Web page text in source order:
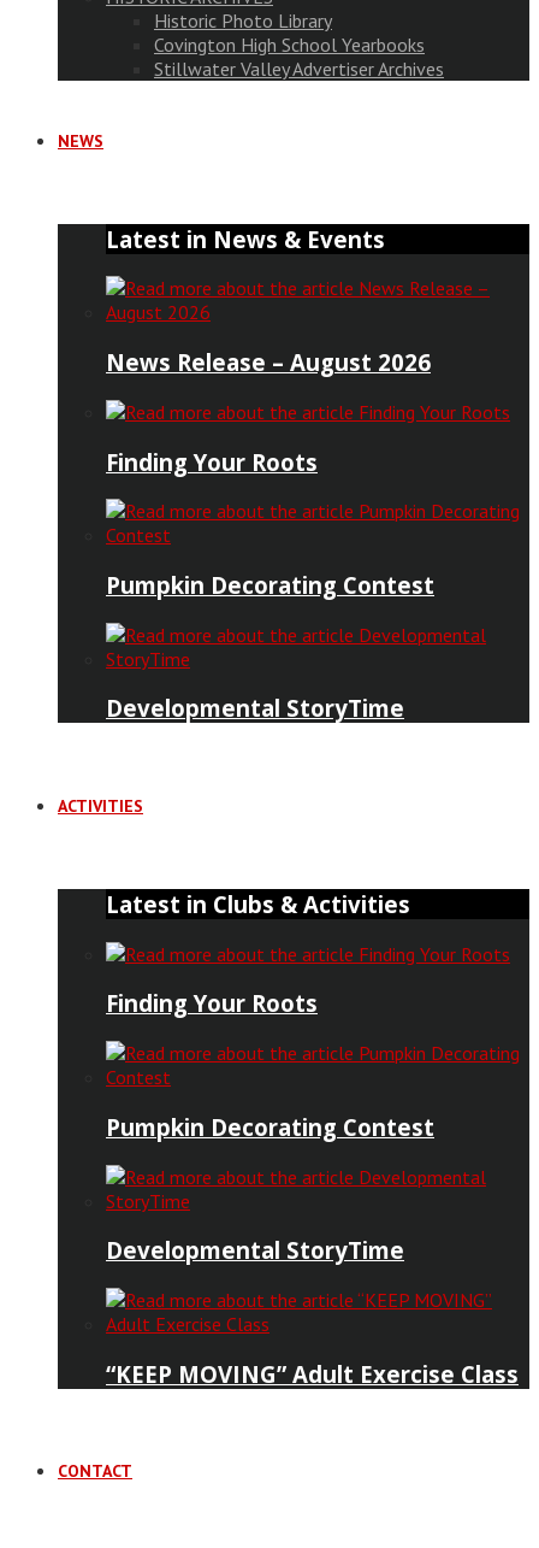
Historic Photo Library
Covington High School Yearbooks
Stillwater Valley Advertiser Archives
NEWS
Latest in News & Events
News Release – August 2026
Finding Your Roots
Pumpkin Decorating Contest
Developmental StoryTime
ACTIVITIES
Latest in Clubs & Activities
Finding Your Roots
Pumpkin Decorating Contest
Developmental StoryTime
“KEEP MOVING” Adult Exercise Class
CONTACT